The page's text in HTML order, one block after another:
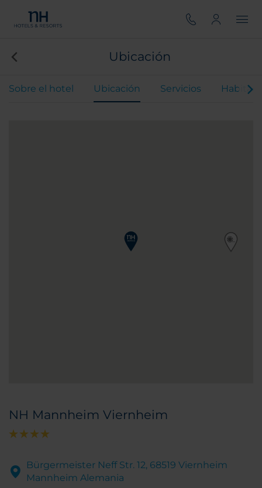
Ubicación
Sobre el hotel Ubicación Servicios
NH Mannheim Viernheim
Bürgermeister Neff Str. 12, 68519 Viernheim
Mannheim Alemania